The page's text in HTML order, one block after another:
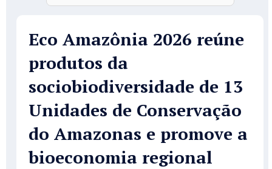
Eco Amazônia 2026 reúne
produtos da
sociobiodiversidade de 13
Unidades de Conservação
do Amazonas e promove a
bioeconomia regional